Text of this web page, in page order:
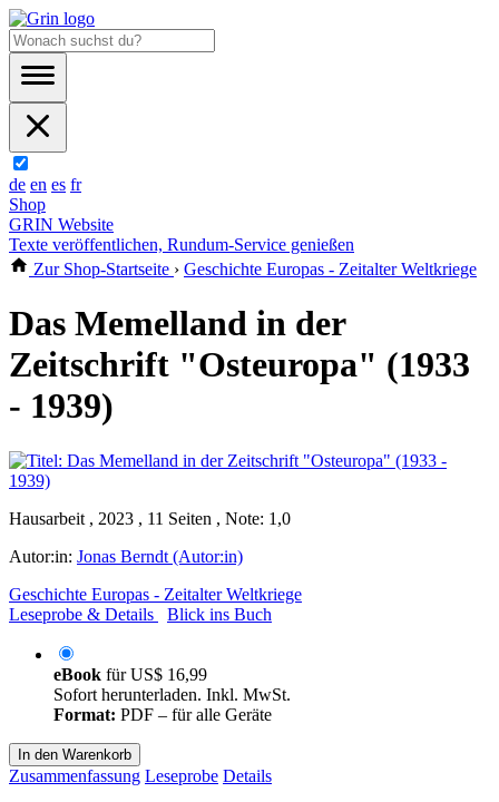
de en es fr
Shop
GRIN Website
Texte veröffentlichen, Rundum-Service genießen
Zur Shop-Startseite › Geschichte Europas - Zeitalter Weltkriege
Das Memelland in der
Zeitschrift "Osteuropa" (1933
- 1939)
Hausarbeit , 2023 , 11 Seiten , Note: 1,0
Autor:in: Jonas Berndt (Autor:in)
Geschichte Europas - Zeitalter Weltkriege
Leseprobe & Details
Blick ins Buch
eBook fürUS$ 16,99
Sofort herunterladen. Inkl. MwSt.
Format: PDF – für alle Geräte
In den Warenkorb
Zusammenfassung Leseprobe Details